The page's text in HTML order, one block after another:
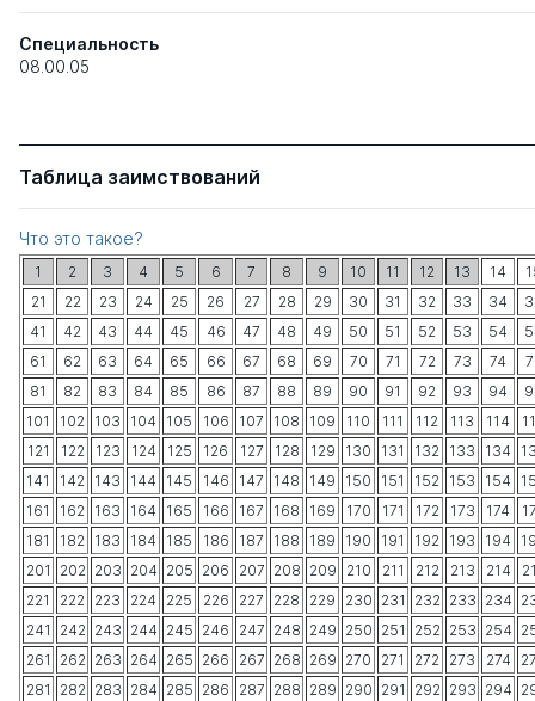
Специальность
08.00.05
Таблица заимствований
Что это такое?
1 2 3 4 5 6 7 8 9 10 11 12 13 14
21
22 23 24 25 26 27 28 29 30 31 32 33 34
41
42 43 44 45 46 47 48 49 50 51 52 53 54
61
62 63 64 65 66 67 68 69 70 71 72 73 74
81
82 83 84 85 86 87 88 89 90 91 92 93 94
101
102 103 104 105 106 107 108 109 110 111 112 113 114
121
122 123 124 125 126 127 128 129 130 131 132 133 134
141
142 143 144 145 146 147 148 149 150 151 152 153 154
161
162 163 164 165 166 167 168 169 170 171 172 173 174
181
182 183 184 185 186 187 188 189 190 191 192 193 194
201
202 203 204 205 206 207 208 209 210 211 212 213 214
221
222 223 224 225 226 227 228 229 230 231 232 233 234
241
242 243 244 245 246 247 248 249 250 251 252 253 254
261
262 263 264 265 266 267 268 269 270 271 272 273 274
281
282 283 284 285 286 287 288 289 290 291 292 293 294